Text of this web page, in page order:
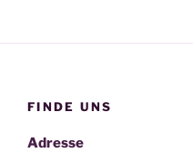
FINDE UNS
Adresse